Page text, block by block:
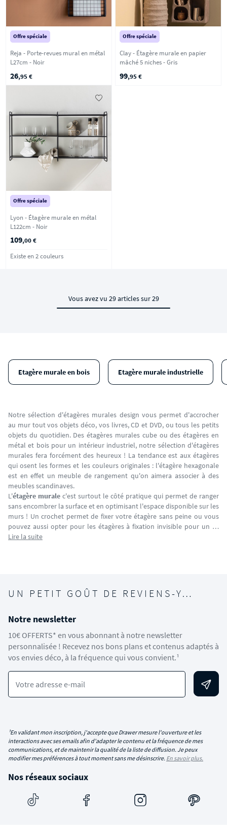
Offre spéciale
Reja - Porte-revues mural en métal
L27cm - Noir
26,95 €
Offre spéciale
Clay - Étagère murale en papier
mâché 5 niches - Gris
99,95 €
Offre spéciale
Lyon - Étagère murale en métal
L122cm - Noir
109,00 €
Existe en 2 couleurs
Vous avez vu 29 articles sur 29
Etagère murale en bois Etagère murale industrielle
Notre sélection d'étagères murales design vous permet d'accrocher
au mur tout vos objets déco, vos livres, CD et DVD, ou tous les petits
objets du quotidien. Des étagères murales cube ou des étagères en
métal et bois pour un intérieur industriel, notre sélection d'étagères
murales fera forcément des heureux ! La tendance est aux étagères
qui osent les formes et les couleurs originales : l'étagère hexagonale
est en effet un meuble de rangement qu'on aimera associer à des
meubles scandinaves.
L'étagère murale c'est surtout le côté pratique qui permet de ranger
sans encombrer la surface et en optimisant l'espace disponible sur les
murs ! Un crochet permet de fixer votre étagère sans peine ou vous
pouvez aussi opter pour les étagères à fixation invisible pour un …
Lire la suite
UN PETIT GOÛT DE REVIENS-Y…
Notre newsletter
10€ OFFERTS* en vous abonnant à notre newsletter
personnalisée ! Recevez nos bons plans et contenus adaptés à
vos envies déco, à la fréquence qui vous convient.¹
Votre adresse e-mail
¹En validant mon inscription, j'accepte que Drawer mesure l'ouverture et les
interactions avec ses emails afin d'adapter le contenu et la fréquence de mes
communications, et de maintenir la qualité de la liste de diffusion. Je peux
modifier mes préférences à tout moment sans me désinscrire. En savoir plus.
Nos réseaux sociaux